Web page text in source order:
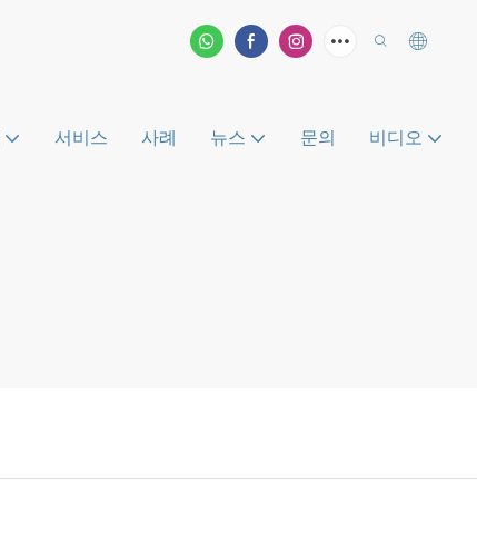
서비스 사례 뉴스 문의 비디오